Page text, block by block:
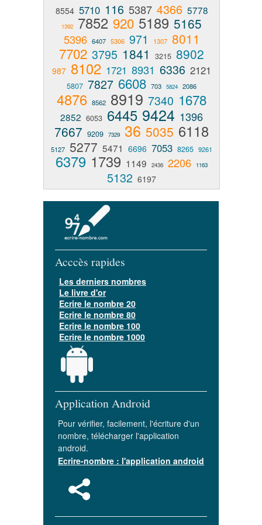
8554 5710 116 5387 4366 5778
1392 7852 920 5189 5165
5396 6407 5306 971 1307 8011
7702 3795 1841 3215 8902
987 8102 1721 8931 6336 2121
5807 7827 6608 703 5824 2086
4876 8562 8919 7340 1678
2852 6053 6445 9424 1396
7667 9209 7329 36 5035 6118
5127 5277 5471 6696 7053 8265 9261
6379 1739 1149 2436 2206 1163
5132 6197
Acccès rapides
Les derniers nombres
Le livre d'or
Ecrire le nombre 20
Ecrire le nombre 80
Ecrire le nombre 100
Ecrire le nombre 1000
Application Android
Pour vérifier, facilement, l'écriture d'un
nombre, télécharger l'application
android.
Ecrire-nombre : l'application android